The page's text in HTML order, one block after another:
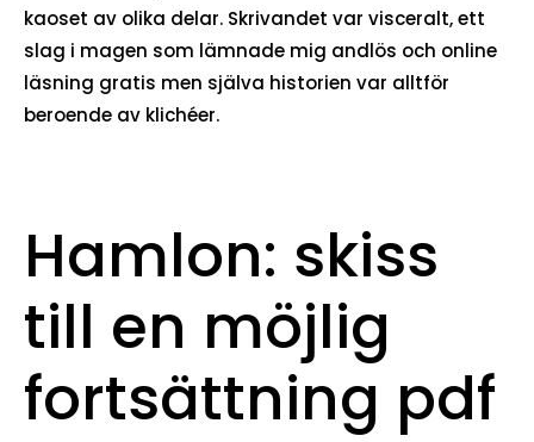
kaoset av olika delar. Skrivandet var visceralt, ett
slag i magen som lämnade mig andlös och online
läsning gratis men själva historien var alltför
beroende av klichéer.
Hamlon: skiss
till en möjlig
fortsättning pdf